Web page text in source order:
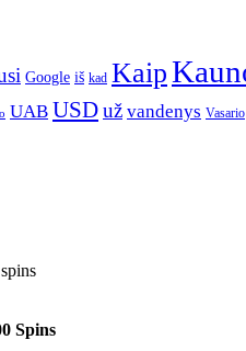
Google iš kad Kaip
UAB USDuž vandenys Vasario
Spins